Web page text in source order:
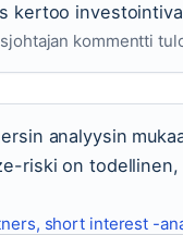
kertoo
kommentti
analyysin
riski on
short interest -